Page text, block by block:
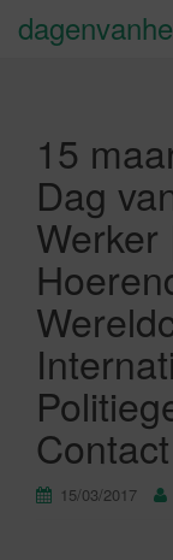
15
Dag
Werker
15/03/2017